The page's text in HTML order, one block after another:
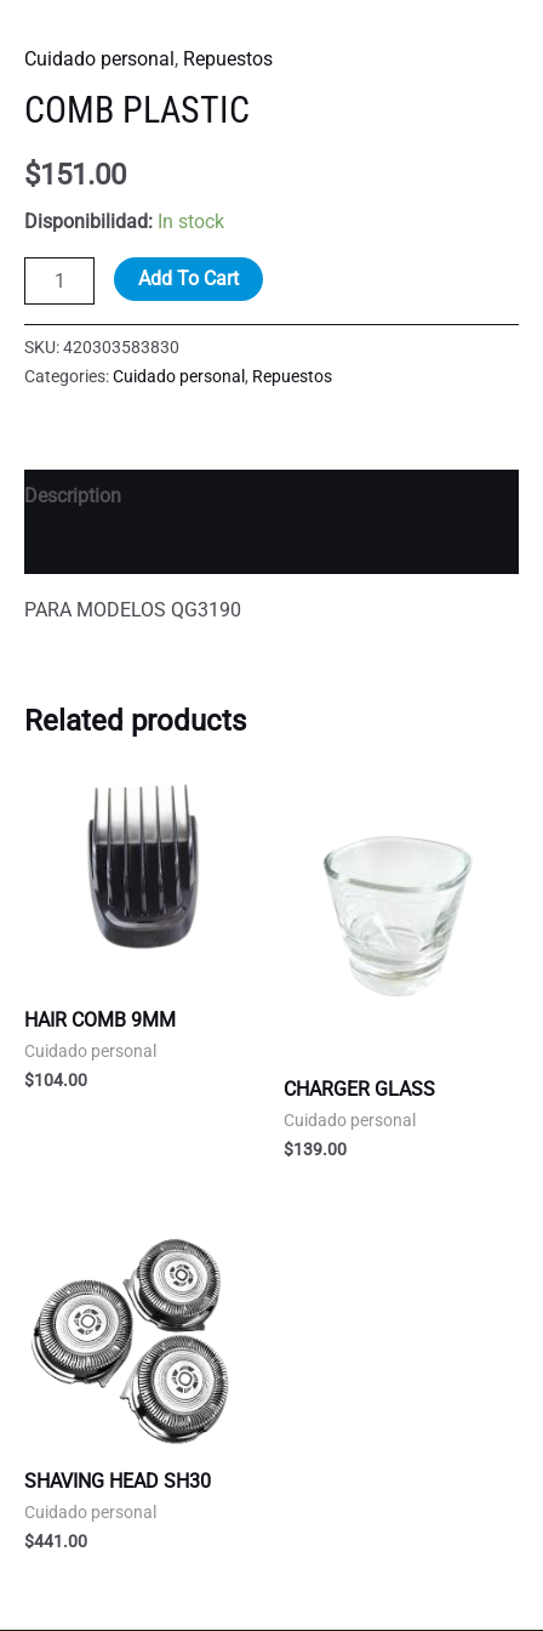
Cuidado personal, Repuestos
COMB PLASTIC
$151.00
Disponibilidad: In stock
COMB
PLASTIC
quantity
Add To Cart
SKU:420303583830
Categories:Cuidado personal , Repuestos
Description
PARA MODELOS QG3190
Related products
HAIR COMB 9MM
Cuidado personal
$104.00 CHARGER GLASS
Cuidado personal
$139.00
SHAVING HEAD SH30
Cuidado personal
$441.00